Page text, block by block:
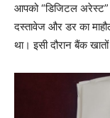
आपको “डिजिटल अरेस्ट”
दस्तावेज और डर का
था। इसी दौरान बैंक